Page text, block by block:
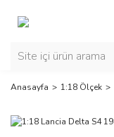
Anasayfa 1:18 Ölçek